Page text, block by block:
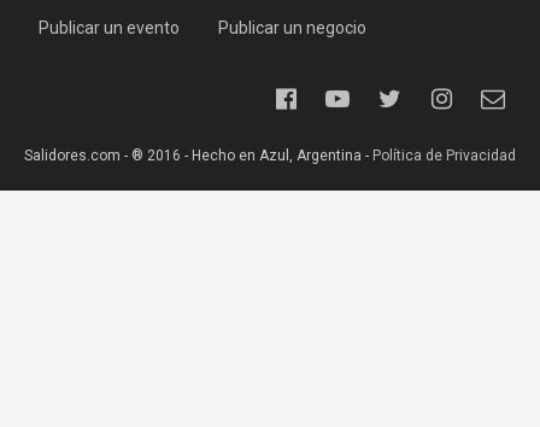
Publicar un evento Publicar un negocio
Salidores.com - ® 2016 - Hecho en Azul, Argentina - Política de Privacidad